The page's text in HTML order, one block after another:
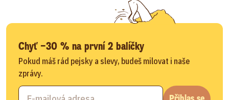
Chyť −30 % na první 2 balíčky
Pokud máš rád pejsky a slevy, budeš milovat i naše
zprávy.